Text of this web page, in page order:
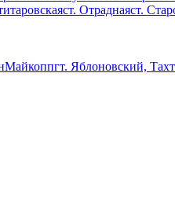
ст. Отраднаяст.
Майкоппгт. Яблоновский,